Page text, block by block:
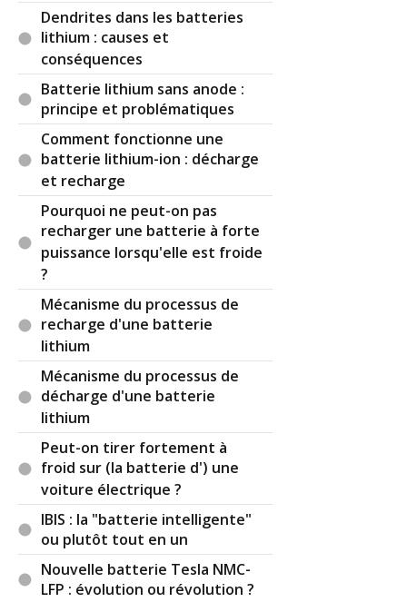
Dendrites dans les batteries
lithium : causes et
conséquences
Batterie lithium sans anode :
principe et problématiques
Comment fonctionne une
batterie lithium-ion : décharge
et recharge
Pourquoi ne peut-on pas
recharger une batterie à forte
puissance lorsqu'elle est froide
?
Mécanisme du processus de
recharge d'une batterie
lithium
Mécanisme du processus de
décharge d'une batterie
lithium
Peut-on tirer fortement à
froid sur (la batterie d') une
voiture électrique ?
IBIS : la "batterie intelligente"
ou plutôt tout en un
Nouvelle batterie Tesla NMC-
LFP : évolution ou révolution ?